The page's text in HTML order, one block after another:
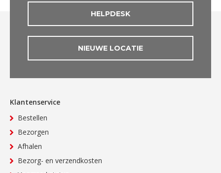
HELPDESK
NIEUWE LOCATIE
Klantenservice
Bestellen
Bezorgen
Afhalen
Bezorg- en verzendkosten